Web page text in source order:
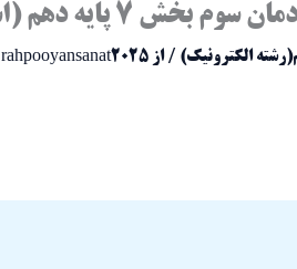
7 پایه دهم (استاد علی مددی)
الکترونیک) / از rahpooyansanat2025